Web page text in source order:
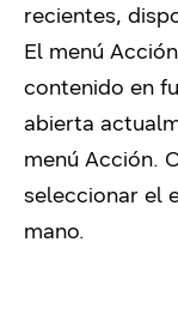
recientes,
El menú
contenido en
abierta
menú Acción.
seleccionar el
mano.